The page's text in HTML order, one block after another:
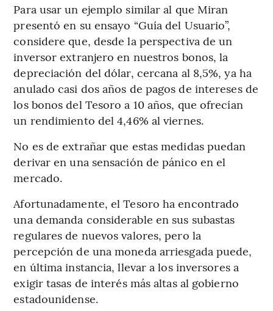
Para usar un ejemplo similar al que Miran
presentó en su ensayo “Guía del Usuario”,
considere que, desde la perspectiva de un
inversor extranjero en nuestros bonos, la
depreciación del dólar, cercana al 8,5%, ya ha
anulado casi dos años de pagos de intereses de
los bonos del Tesoro a 10 años, que ofrecían
un rendimiento del 4,46% al viernes.
No es de extrañar que estas medidas puedan
derivar en una sensación de pánico en el
mercado.
Afortunadamente, el Tesoro ha encontrado
una demanda considerable en sus subastas
regulares de nuevos valores, pero la
percepción de una moneda arriesgada puede,
en última instancia, llevar a los inversores a
exigir tasas de interés más altas al gobierno
estadounidense.